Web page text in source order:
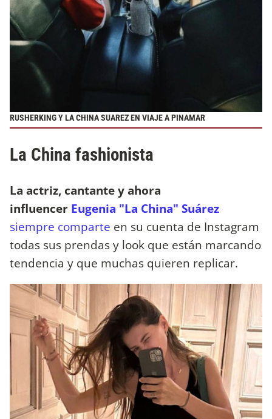
RUSHERKING Y LA CHINA SUAREZ EN VIAJE A PINAMAR
La China fashionista
La actriz, cantante y ahora
influencer Eugenia "La China" Suárez
siempre comparte en su cuenta de Instagram
todas sus prendas y look que están marcando
tendencia y que muchas quieren replicar.